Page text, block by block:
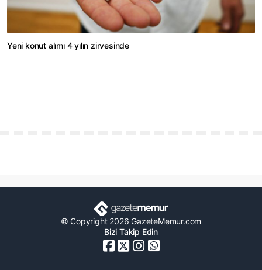
Yeni konut alımı 4 yılın zirvesinde
© Copyright 2026 GazeteMemur.com
Bizi Takip Edin